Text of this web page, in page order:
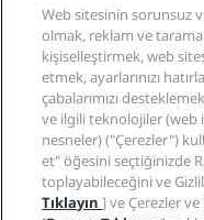
Radisson Hotels
Sports Approved oteller
Aile Dostu Oteller
Sağlık ve Güvenlik
Radisson Hotel Group
Medya
Kariyer RHG
Kariyer PPHE
EHL Kariyer
The Club by RHG
Geliştirme fırsatları
Sorumlu İşletme
Satın Alma
Yasal
Gizlilik Merkezi
Yasal bildirim
Radisson Rewards
Site kullanım
Dijital Erişilebilirlik
Modern Kölelik Beyanı
Yardım
Tüketici uyarıları
İletişim
SSS
Site haritası
Sosyal medya
Radisson Hotels
Web sitesinin sorunsuz
olmak, reklam ve
kişiselleştirmek, web
etmek, ayarlarınızı
çabalarımızı
ve ilgili teknolojiler (web
nesneler) ("Çerezler")
et" öğesini seçtiğinizde
toplayabileceğini ve
Tıklayın] ve Çerezler